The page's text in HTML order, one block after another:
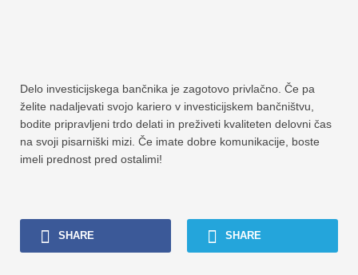
Delo investicijskega bančnika je zagotovo privlačno. Če pa
želite nadaljevati svojo kariero v investicijskem bančništvu,
bodite pripravljeni trdo delati in preživeti kvaliteten delovni čas
na svoji pisarniški mizi. Če imate dobre komunikacije, boste
imeli prednost pred ostalimi!
SHARE SHARE